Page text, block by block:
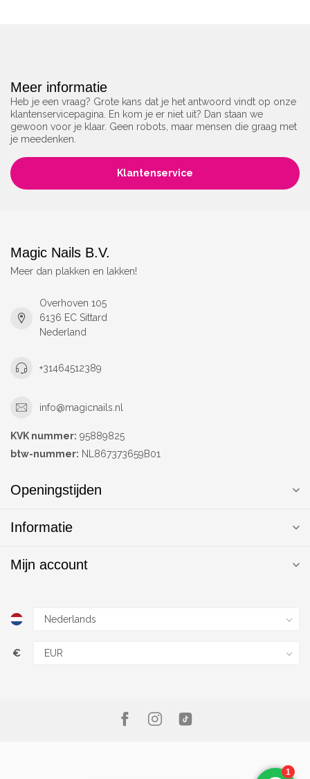
Meer informatie
Heb je een vraag? Grote kans dat je het antwoord vindt op onze
klantenservicepagina. En kom je er niet uit? Dan staan we
gewoon voor je klaar. Geen robots, maar mensen die graag met
je meedenken.
Klantenservice
Magic Nails B.V.
Meer dan plakken en lakken!
Overhoven 105
6136 EC Sittard
Nederland
+31464512389
info@magicnails.nl
KVK nummer: 95889825
btw-nummer: NL867373659B01
Openingstijden
Informatie
Mijn account
€